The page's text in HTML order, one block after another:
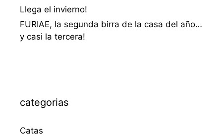
Llega el invierno!
FURIAE, la segunda birra de la casa del año…
y casi la tercera!
categorias
Catas